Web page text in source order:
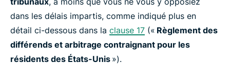
dans les délais impartis, comme indiqué plus en
détail ci-dessous dans la clause 17 (« Règlement des
différends et arbitrage contraignant pour les
résidents des États-Unis »).